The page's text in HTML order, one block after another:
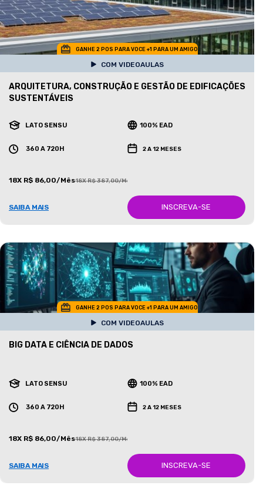
GANHE 2 POS PARA VOCE +1 PARA UM AMIGO
COM VIDEOAULAS
ARQUITETURA, CONSTRUÇÃO E GESTÃO DE EDIFICAÇÕES
SUSTENTÁVEIS
LATO SENSU 100% EAD
360 A 720H 2 A 12 MESES
18X R$ 86,00/Mês18X R$ 387,00/Mês
SAIBA MAIS INSCREVA-SE
GANHE 2 POS PARA VOCE +1 PARA UM AMIGO
COM VIDEOAULAS
BIG DATA E CIÊNCIA DE DADOS
LATO SENSU 100% EAD
360 A 720H 2 A 12 MESES
18X R$ 86,00/Mês18X R$ 387,00/Mês
SAIBA MAIS INSCREVA-SE